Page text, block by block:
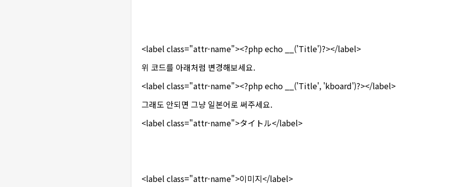
<label class="attr-name"><?php echo __('Title')?></label>
위 코드를 아래처럼 변경해보세요.
<label class="attr-name"><?php echo __('Title', 'kboard')?></label>
그래도 안되면 그냥 일본어로 써주세요.
<label class="attr-name">タイトル</label>
<label class="attr-name">이미지</label>